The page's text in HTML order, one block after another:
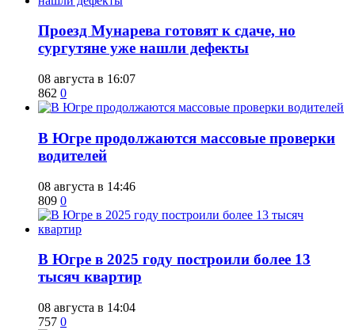
​Проезд Мунарева готовят к сдаче, но
сургутяне уже нашли дефекты
08 августа в 16:07
862 0
​В Югре продолжаются массовые проверки
водителей
08 августа в 14:46
809 0
​В Югре в 2025 году построили более 13
тысяч квартир
08 августа в 14:04
757 0